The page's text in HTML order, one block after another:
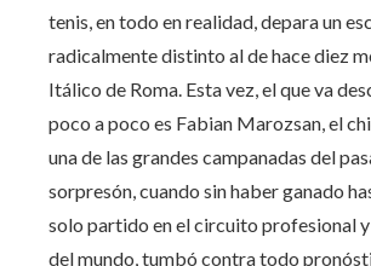
tenis, en todo en realidad, depara un
radicalmente distinto al de hace diez
Itálico de Roma. Esta vez, el que va
poco a poco es Fabian Marozsan, el
una de las grandes campanadas del
sorpresón, cuando sin haber ganado
solo partido en el circuito profesional y
del mundo, tumbó contra todo